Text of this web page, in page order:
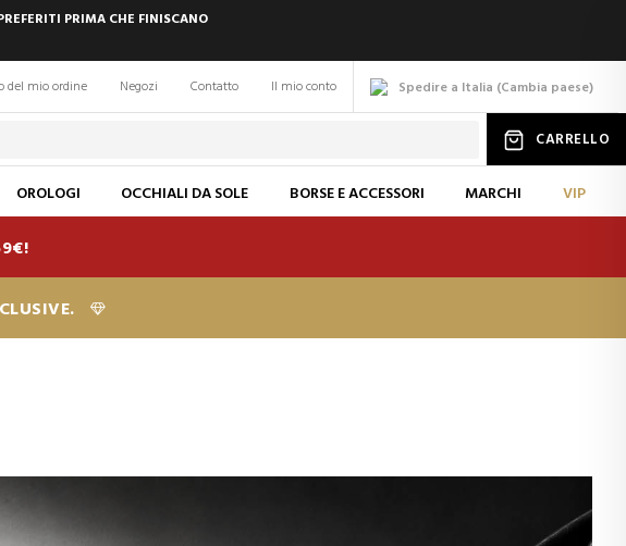
PRIMA CHE FINISCANO
Spedire a Italia (Cambia paese)
del mio ordine Negozi Contatto Il mio conto
CARRELLO
OROLOGI OCCHIALI DA SOLE BORSE E ACCESSORI MARCHI VIP